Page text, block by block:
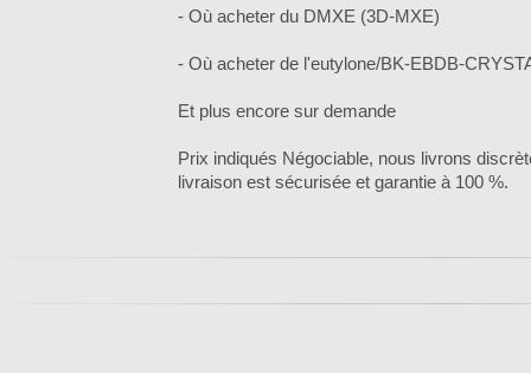
- Où acheter du DMXE (3D-MXE)
- Où acheter de l'eutylone/BK-EBDB-
Et plus encore sur demande
Prix indiqués Négociable, nous livrons
livraison est sécurisée et garantie à 100 %.